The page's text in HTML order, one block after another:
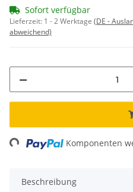
Sofort verfügbar
Lieferzeit: 1 - 2 Werktage (DE -
abweichend)
Komponenten
Beschreibung